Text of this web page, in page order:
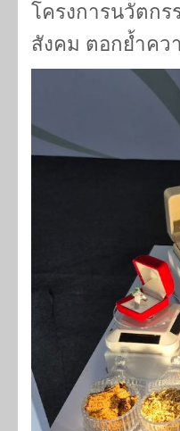
โครงการนวัตก
สังคม ตอกย้ำคว